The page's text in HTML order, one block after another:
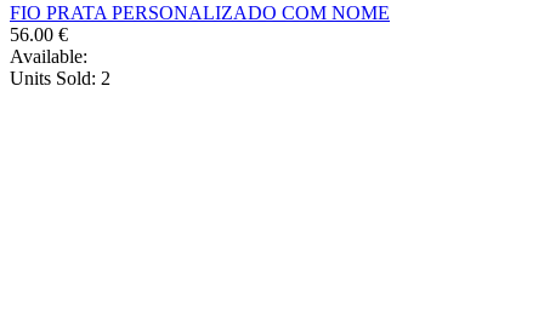
FIO PRATA PERSONALIZADO COM NOME
56.00 €
Available:
Units Sold: 2